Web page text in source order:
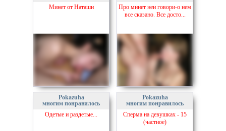
Минет от Наташи
Про минет неи говори-о нем
все сказано. Все досто...
Pokazuha
многим понравилось
Одетые и раздетые...
Pokazuha
многим понравилось
Сперма на девушках - 15
(частное)